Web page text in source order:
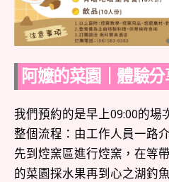
阿嬤的菜園｜體驗分
我們預約的是早上09:00的場
整個流程：由工作人員一路
先到焢窯區進行焢窯，在等
的菜園採水果再到心之湖釣